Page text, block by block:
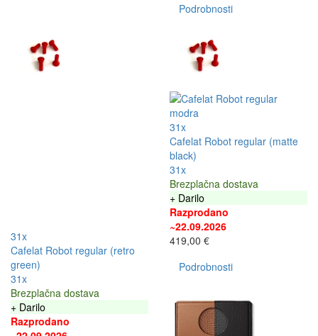
Podrobnosti
31x
Cafelat Robot regular (retro
green)
31x
Brezplačna dostava
+ Darilo
Razprodano
31x
Cafelat Robot regular (matte
black)
31x
Brezplačna dostava
+ Darilo
Razprodano
~22.09.2026
419,00 €
Podrobnosti